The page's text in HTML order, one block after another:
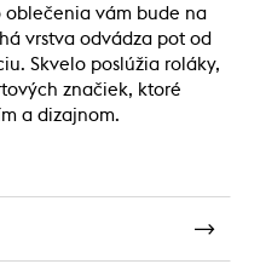
oblečenia vám bude na
vrstva odvádza pot od
Skvelo poslúžia roláky,
značiek, ktoré
a dizajnom.